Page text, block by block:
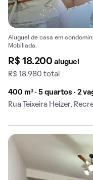
Aluguel de casa em
Mobiliada.
R$ 18.200aluguel
R$ 18.980 total
400 m² · 5 quartos · 2
Rua Teixeira Heizer,